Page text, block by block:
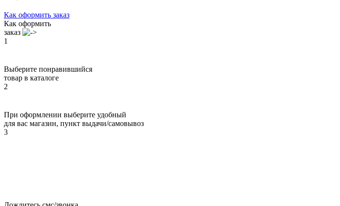
Как оформить заказ
Как оформить
заказ
1
Выберите понравившийся
товар в каталоге
2
При оформлении выберите удобный
для вас магазин, пункт выдачи/самовывоз
3